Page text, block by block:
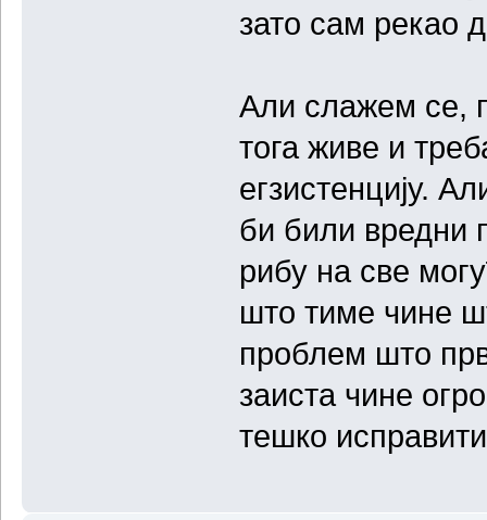
зато сам рекао
Али слажем се,
тога живе и
егзистенцију.
би били вредни
рибу на све
што тиме чине
проблем што
заиста чине
тешко